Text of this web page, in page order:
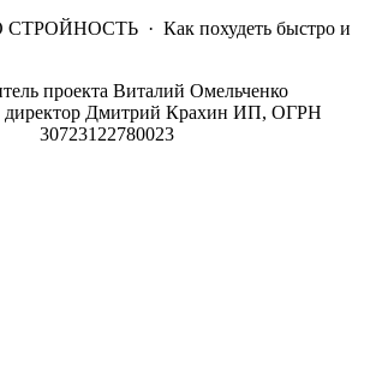
СТРОЙНОСТЬ · Как похудеть быстро и
проекта Виталий Омельченко
Дмитрий Крахин ИП, ОГРН
30723122780023